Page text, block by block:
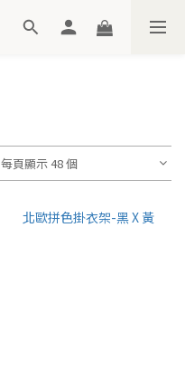
每頁顯示 48 個